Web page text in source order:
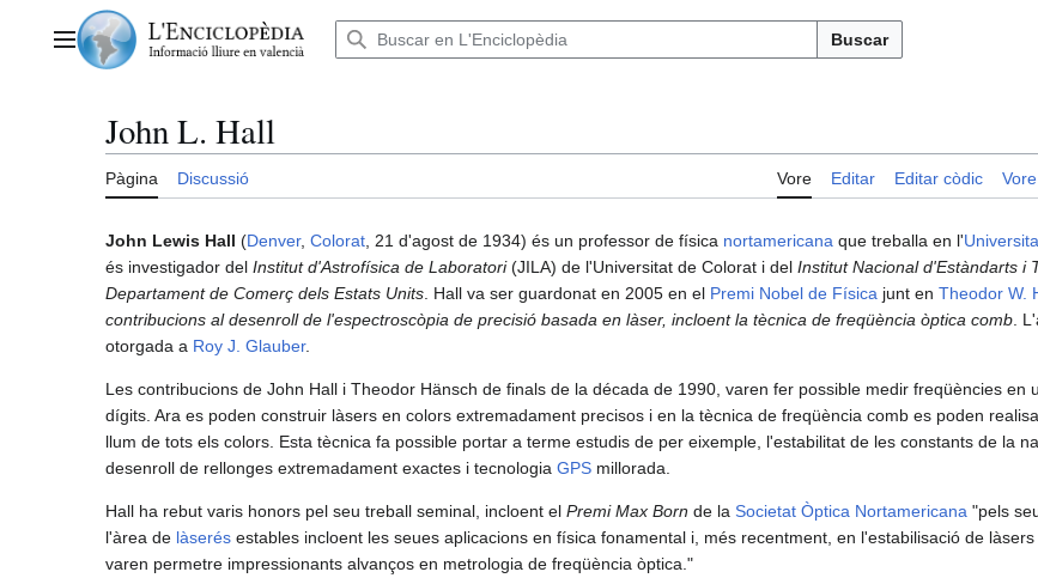
contingutMenú principal Buscar
John L. Hall
Pàgina Discussió Vore Editar Editar còdic
John Lewis Hall (Denver, Colorat , 21 d'agost de 1934) és un professor de física nortamericana que treballa en l'
és investigador del Institut d'Astrofísica de Laboratori(JILA) de l'Universitat de Colorat i del Institut Nacional d'Estàndarts i
Departament de Comerç dels Estats Units . Hall va ser guardonat en 2005 en el Premi Nobel de Física junt en Theodor W.
contribucions al desenroll de l'espectroscòpia de precisió basada en làser, incloent la tècnica de freqüència òptica comb .
otorgada a Roy J. Glauber.
Les contribucions de John Hall i Theodor Hänsch de finals de la década de 1990, varen fer possible medir freqüències en
dígits. Ara es poden construir làsers en colors extremadament precisos i en la tècnica de freqüència comb es poden
llum de tots els colors. Esta tècnica fa possible portar a terme estudis de per eixemple, l'estabilitat de les constants de la
desenroll de rellonges extremadament exactes i tecnologia GPS millorada.
Hall ha rebut varis honors pel seu treball seminal, incloent el Premi Max Born de la Societat Òptica Nortamericana "pels
l'àrea de làserés estables incloent les seues aplicacions en física fonamental i, més recentment, en l'estabilisació de
varen permetre impressionants alvanços en metrologia de freqüència òptica."